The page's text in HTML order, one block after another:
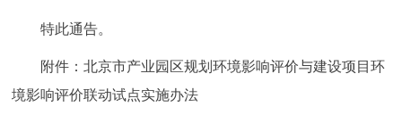
走进北京
十六区概览
特此通告。
附件：北京市产业园区规划环境影响评价与建设项目环
境影响评价联动试点实施办法